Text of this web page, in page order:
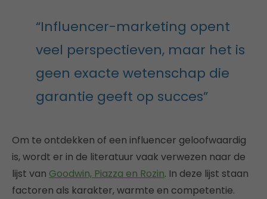
“Influencer-marketing opent
veel perspectieven, maar het is
geen exacte wetenschap die
garantie geeft op succes”
Om te ontdekken of een influencer geloofwaardig
is, wordt er in de literatuur vaak verwezen naar de
lijst van Goodwin, Piazza en Rozin. In deze lijst staan
factoren als karakter, warmte en competentie.